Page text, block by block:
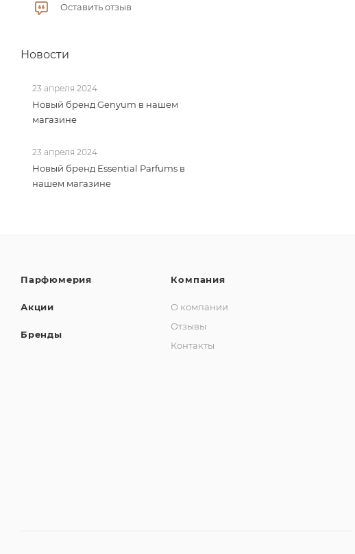
Оставить отзыв
Новости
23 апреля 2024
Новый бренд Genyum в нашем
магазине
23 апреля 2024
Новый бренд Essential Parfums в
нашем магазине
Парфюмерия
Акции
Бренды
Компания
О компании
Отзывы
Контакты